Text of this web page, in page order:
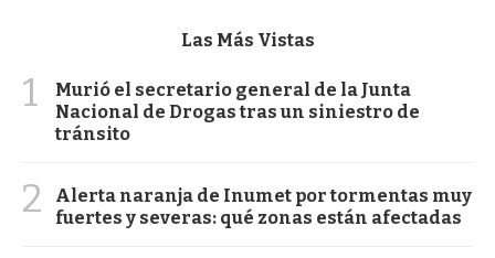
Las Más Vistas
1
Murió el secretario general de la Junta
Nacional de Drogas tras un siniestro de
tránsito
2
Alerta naranja de Inumet por tormentas muy
fuertes y severas: qué zonas están afectadas